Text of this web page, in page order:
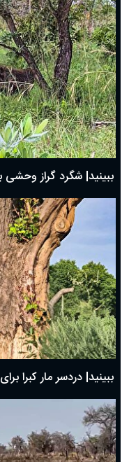
ببینید| شگرد گراز
ببینید| دردسر مار کبرا